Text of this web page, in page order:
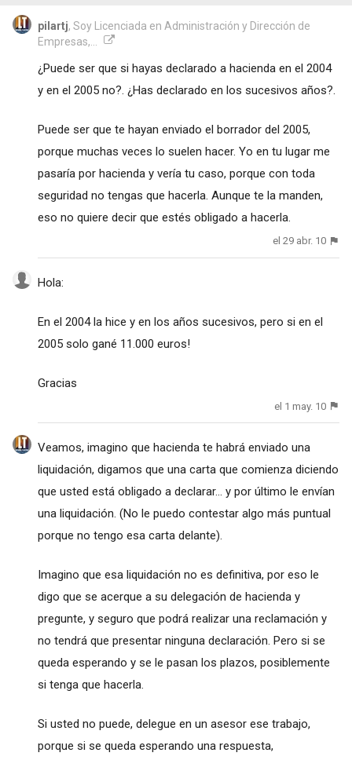
pilartj, Soy Licenciada en Administración y Dirección de
Empresas,...
¿Puede ser que si hayas declarado a hacienda en el 2004
y en el 2005 no?. ¿Has declarado en los sucesivos años?.
Puede ser que te hayan enviado el borrador del 2005,
porque muchas veces lo suelen hacer. Yo en tu lugar me
pasaría por hacienda y vería tu caso, porque con toda
seguridad no tengas que hacerla. Aunque te la manden,
eso no quiere decir que estés obligado a hacerla.
el 29 abr. 10
Hola:
En el 2004 la hice y en los años sucesivos, pero si en el
2005 solo gané 11.000 euros!
Gracias
el 1 may. 10
Veamos, imagino que hacienda te habrá enviado una
liquidación, digamos que una carta que comienza diciendo
que usted está obligado a declarar... y por último le envían
una liquidación. (No le puedo contestar algo más puntual
porque no tengo esa carta delante).
Imagino que esa liquidación no es definitiva, por eso le
digo que se acerque a su delegación de hacienda y
pregunte, y seguro que podrá realizar una reclamación y
no tendrá que presentar ninguna declaración. Pero si se
queda esperando y se le pasan los plazos, posiblemente
si tenga que hacerla.
Si usted no puede, delegue en un asesor ese trabajo,
porque si se queda esperando una respuesta,